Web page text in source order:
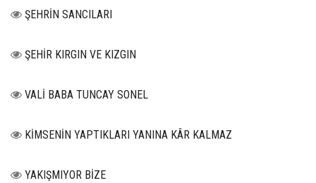
ŞEHRİN SANCILARI
ŞEHİR KIRGIN VE KIZGIN
VALİ BABA TUNCAY SONEL
KİMSENİN YAPTIKLARI YANINA KÂR KALMAZ
YAKIŞMIYOR BİZE